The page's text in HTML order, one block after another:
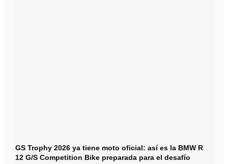
GS Trophy 2026 ya tiene moto oficial: así es la BMW R
12 G/S Competition Bike preparada para el desafío